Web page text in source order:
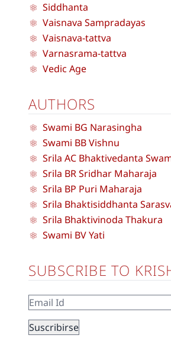
Siddhanta
Vaisnava Sampradayas
Vaisnava-tattva
Varnasrama-tattva
Vedic Age
AUTHORS
Swami BG Narasingha
Swami BB Vishnu
Srila AC Bhaktivedanta
Srila BR Sridhar Maharaja
Srila BP Puri Maharaja
Srila Bhaktisiddhanta
Srila Bhaktivinoda Thakura
Swami BV Yati
SUBSCRIBE TO